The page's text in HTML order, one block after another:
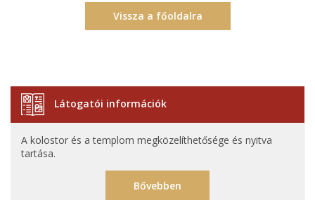
Vissza a főoldalra
Látogatói információk
A kolostor és a templom megközelíthetősége és nyitva
tartása.
Bővebben